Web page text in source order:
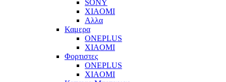
SONY
XIAOMI
Αλλα
Καμερα
ONEPLUS
XIAOMI
Φορτιστες
ONEPLUS
XIAOMI